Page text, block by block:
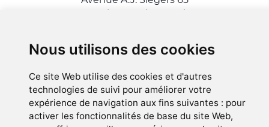
Nous utilisons des cookies
Ce site Web utilise des cookies et d'autres
technologies de suivi pour améliorer votre
expérience de navigation aux fins suivantes : pour
activer les fonctionnalités de base du site Web,
A proximité de Tomberg
© Myriam Borbé 2018-2026 - version 3.119.0
Politique des cookies